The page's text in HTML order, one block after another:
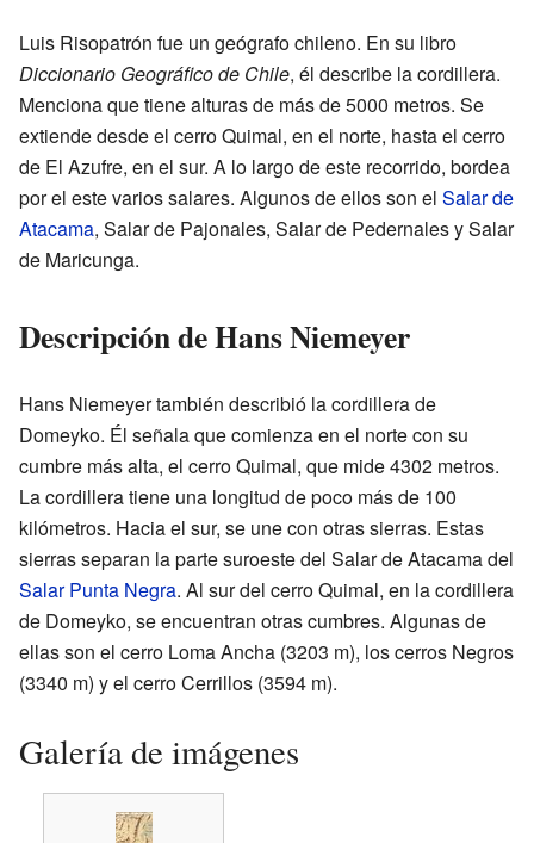
Luis Risopatrón fue un geógrafo chileno. En su libro
Diccionario Geográfico de Chile, él describe la cordillera.
Menciona que tiene alturas de más de 5000 metros. Se
extiende desde el cerro Quimal, en el norte, hasta el cerro
de El Azufre, en el sur. A lo largo de este recorrido, bordea
por el este varios salares. Algunos de ellos son el Salar de
Atacama, Salar de Pajonales, Salar de Pedernales y Salar
de Maricunga.
Descripción de Hans Niemeyer
Hans Niemeyer también describió la cordillera de
Domeyko. Él señala que comienza en el norte con su
cumbre más alta, el cerro Quimal, que mide 4302 metros.
La cordillera tiene una longitud de poco más de 100
kilómetros. Hacia el sur, se une con otras sierras. Estas
sierras separan la parte suroeste del Salar de Atacama del
Salar Punta Negra. Al sur del cerro Quimal, en la cordillera
de Domeyko, se encuentran otras cumbres. Algunas de
ellas son el cerro Loma Ancha (3203 m), los cerros Negros
(3340 m) y el cerro Cerrillos (3594 m).
Galería de imágenes